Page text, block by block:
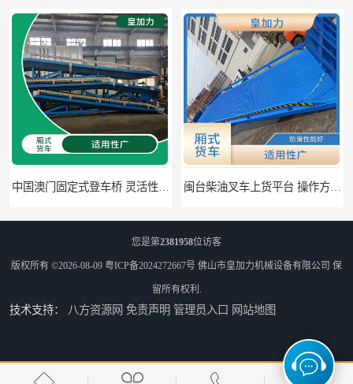
您是第2381958位访客
版权所有 ©2026-08-09 粤ICP备2024272667号 佛山市皇加力机械设备有限公司 保
留所有权利.
技术支持： 八方资源网 免责声明 管理员入口 网站地图